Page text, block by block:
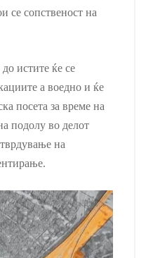
се сопственост на
истите ќе се
а воедно и ќе
посета за време на
подолу во делот
на